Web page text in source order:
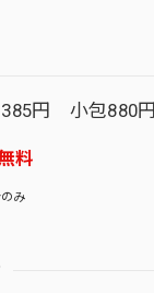
円 小包880円
料
み